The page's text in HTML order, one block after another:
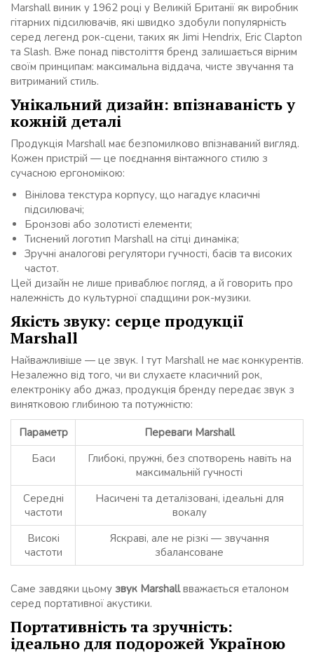
Marshall виник у 1962 році у Великій Британії як виробник
гітарних підсилювачів, які швидко здобули популярність
серед легенд рок-сцени, таких як Jimi Hendrix, Eric Clapton
та Slash. Вже понад півстоліття бренд залишається вірним
своїм принципам: максимальна віддача, чисте звучання та
витриманий стиль.
Унікальний дизайн: впізнаваність у
кожній деталі
Продукція Marshall має безпомилково впізнаваний вигляд.
Кожен пристрій — це поєднання вінтажного стилю з
сучасною ергономікою:
Вінілова текстура корпусу, що нагадує класичні
підсилювачі;
Бронзові або золотисті елементи;
Тиснений логотип Marshall на сітці динаміка;
Зручні аналогові регулятори гучності, басів та високих
частот.
Цей дизайн не лише приваблює погляд, а й говорить про
належність до культурної спадщини рок-музики.
Якість звуку: серце продукції
Marshall
Найважливіше — це звук. І тут Marshall не має конкурентів.
Незалежно від того, чи ви слухаєте класичний рок,
електроніку або джаз, продукція бренду передає звук з
винятковою глибиною та потужністю:
Параметр
Переваги Marshall
Баси
Глибокі, пружні, без спотворень навіть на
максимальній гучності
Середні
частоти
Насичені та деталізовані, ідеальні для
вокалу
Високі
частоти
Яскраві, але не різкі — звучання
збалансоване
Саме завдяки цьому звук Marshallвважається еталоном
серед портативної акустики.
Портативність та зручність:
ідеально для подорожей Україною